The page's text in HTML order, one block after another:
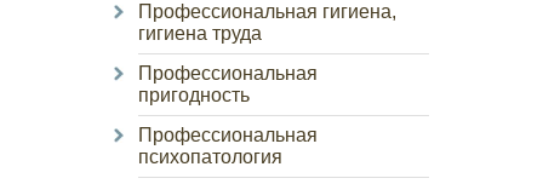
Профессиональная гигиена,
гигиена труда
Профессиональная
пригодность
Профессиональная
психопатология